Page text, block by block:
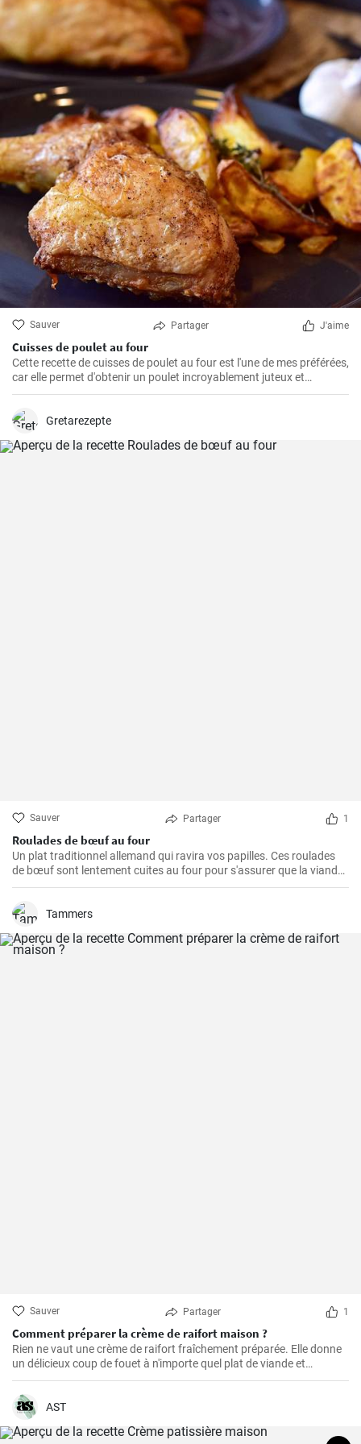
Sauver Partager J'aime
Cuisses de poulet au four
Cette recette de cuisses de poulet au four est l'une de mes préférées,
car elle permet d'obtenir un poulet incroyablement juteux et
savoureux. Les cuisses de poulet sont les parties du poulet que je
long temps de cuisson. De plus, les ingrédients sont simples, mais
ainsi un plat unique et délicieux.
Gretarezepte
Sauver Partager 1
Roulades de bœuf au four
Un plat traditionnel allemand qui ravira vos papilles. Ces roulades
de bœuf sont lentement cuites au four pour s'assurer que la viande
est tendre et juteuse, alors que la garniture est imprégnée des
Tammers
Sauver Partager 1
Comment préparer la crème de raifort maison ?
Rien ne vaut une crème de raifort fraîchement préparée. Elle donne
un délicieux coup de fouet à n'importe quel plat de viande et
constitue un excellent condiment pour les sandwichs.
AST